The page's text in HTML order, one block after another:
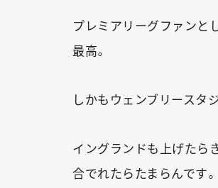
プレミアリーグファンと
最高。
しかもウェンブリースタ
イングランドも上げたら
合でれたらたまらんです。